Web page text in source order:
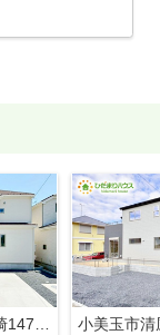
ひたちなか市足崎1474番 新築戸建 D号棟